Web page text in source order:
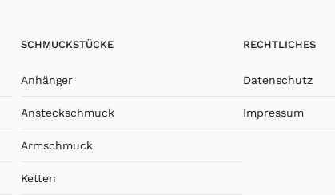
SCHMUCKSTÜCKE
Anhänger
Ansteckschmuck
Armschmuck
Ketten
RECHTLICHES
Datenschutz
Impressum